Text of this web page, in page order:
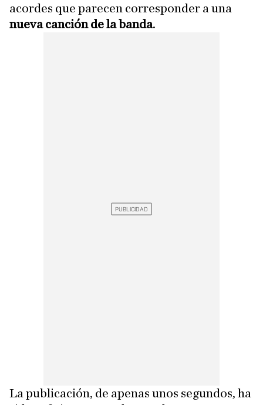
acordes que parecen corresponder a una
nueva canción de la banda.
La publicación, de apenas unos segundos, ha